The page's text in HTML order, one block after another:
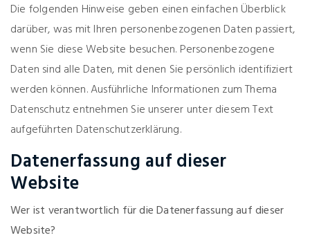
Die folgenden Hinweise geben einen einfachen Überblick
darüber, was mit Ihren personenbezogenen Daten passiert,
wenn Sie diese Website besuchen. Personenbezogene
Daten sind alle Daten, mit denen Sie persönlich identifiziert
werden können. Ausführliche Informationen zum Thema
Datenschutz entnehmen Sie unserer unter diesem Text
aufgeführten Datenschutzerklärung.
Datenerfassung auf dieser
Website
Wer ist verantwortlich für die Datenerfassung auf dieser
Website?